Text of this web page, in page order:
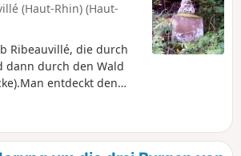
(Haut-Rhin) (Haut-
Ribeauvillé, die durch
dann durch den Wald
entdeckt den
Langrain hinab, um
zum Witzigfelsen und
zu folgen. Der